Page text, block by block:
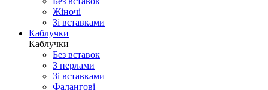
Жіночі
Зі вставками
Каблучки
Каблучки
Без вставок
З перлами
Зі вставками
Фаланговi